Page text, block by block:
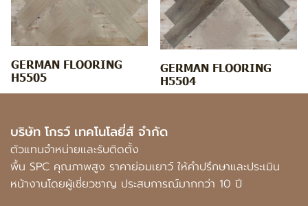
GERMAN FLOORING
H5505
GERMAN FLOORING
H5504
บริษัท โกรว์ เทคโนโลยี่ส์ จำกัด
ตัวแทนจำหน่ายและรับติดตั้ง
พื้น SPC คุณภาพสูง ราคาย่อมเยาว์ ให้คำปรึกษาและประเมิน
หน้างานโดยผู้เชี่ยวชาญ ประสบการณ์มากกว่า 10 ปี